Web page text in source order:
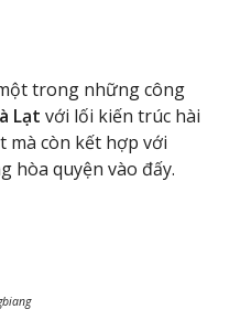
trong những công
Lạt với lối kiến trúc hài
mà còn kết hợp với
hòa quyện vào đấy.